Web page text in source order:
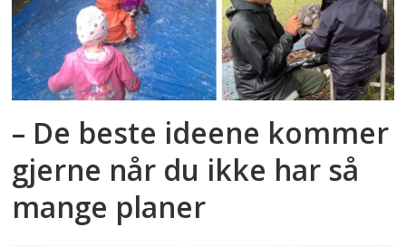
– De beste ideene kommer
gjerne når du ikke har så
mange planer